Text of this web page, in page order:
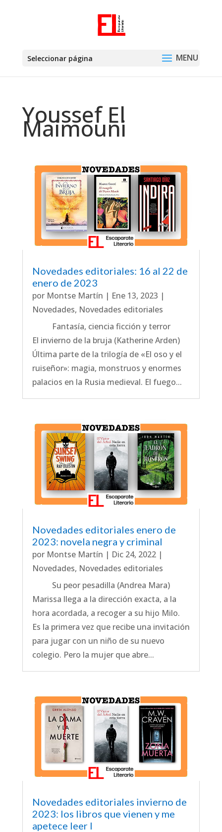
Seleccionar página
Youssef El
Maimouni
Novedades editoriales: 16 al 22 de
enero de 2023
por Montse Martín | Ene 13, 2023 |
Novedades, Novedades editoriales
Fantasía, ciencia ficción y terror
El invierno de la bruja (Katherine Arden)
Última parte de la trilogía de «El oso y el
ruiseñor»: magia, monstruos y enormes
palacios en la Rusia medieval. El fuego...
Novedades editoriales enero de
2023: novela negra y criminal
por Montse Martín | Dic 24, 2022|
Novedades, Novedades editoriales
Su peor pesadilla (Andrea Mara)
Marissa llega a la dirección exacta, a la
hora acordada, a recoger a su hijo Milo.
Es la primera vez que recibe una invitación
para jugar con un niño de su nuevo
colegio. Pero la mujer que abre...
Novedades editoriales invierno de
2023: los libros que vienen y me
apetece leer I